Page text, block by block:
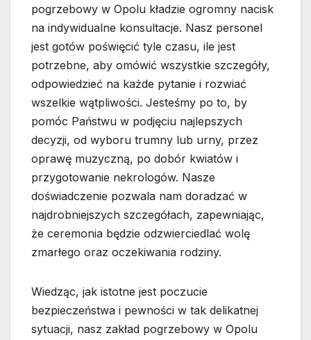
pogrzebowy w Opolu kładzie ogromny nacisk
na indywidualne konsultacje. Nasz personel
jest gotów poświęcić tyle czasu, ile jest
potrzebne, aby omówić wszystkie szczegóły,
odpowiedzieć na każde pytanie i rozwiać
wszelkie wątpliwości. Jesteśmy po to, by
pomóc Państwu w podjęciu najlepszych
decyzji, od wyboru trumny lub urny, przez
oprawę muzyczną, po dobór kwiatów i
przygotowanie nekrologów. Nasze
doświadczenie pozwala nam doradzać w
najdrobniejszych szczegółach, zapewniając,
że ceremonia będzie odzwierciedlać wolę
zmarłego oraz oczekiwania rodziny.
Wiedząc, jak istotne jest poczucie
bezpieczeństwa i pewności w tak delikatnej
sytuacji, nasz zakład pogrzebowy w Opolu